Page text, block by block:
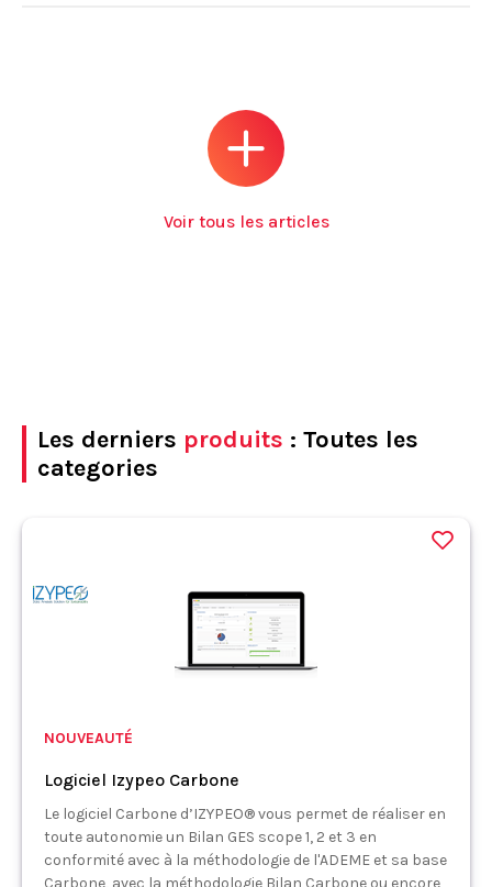
Voir tous les articles
Les derniers produits : Toutes les
categories
NOUVEAUTÉ
Logiciel Izypeo Carbone
Le logiciel Carbone d’IZYPEO® vous permet de réaliser en
toute autonomie un Bilan GES scope 1, 2 et 3 en
conformité avec à la méthodologie de l'ADEME et sa base
Carbone, avec la méthodologie Bilan Carbone ou encore